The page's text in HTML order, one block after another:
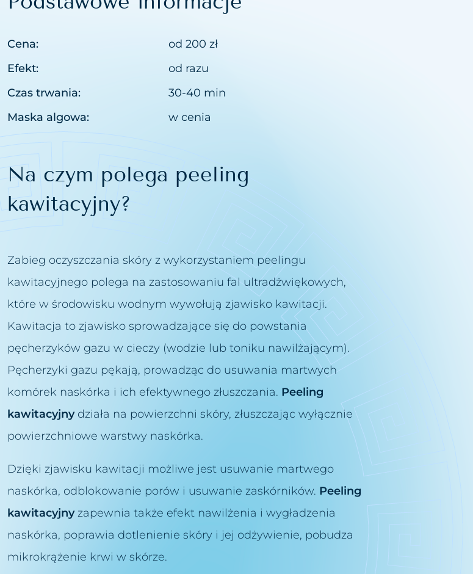
Cena:
od 200 zł
Efekt:
od razu
Czas trwania:
30-40 min
Maska algowa:
w cenia
Na czym polega peeling
kawitacyjny?
Zabieg oczyszczania skóry z wykorzystaniem peelingu
kawitacyjnego polega na zastosowaniu fal ultradźwiękowych,
które w środowisku wodnym wywołują zjawisko kawitacji.
Kawitacja to zjawisko sprowadzające się do powstania
pęcherzyków gazu w cieczy (wodzie lub toniku nawilżającym).
Pęcherzyki gazu pękają, prowadząc do usuwania martwych
komórek naskórka i ich efektywnego złuszczania. Peeling
kawitacyjnydziała na powierzchni skóry, złuszczając wyłącznie
powierzchniowe warstwy naskórka.
Dzięki zjawisku kawitacji możliwe jest usuwanie martwego
naskórka, odblokowanie porów i usuwanie zaskórników. Peeling
kawitacyjnyzapewnia także efekt nawilżenia i wygładzenia
naskórka, poprawia dotlenienie skóry i jej odżywienie, pobudza
mikrokrążenie krwi w skórze.